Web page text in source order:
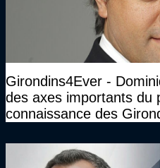
Girondins4Ever -
des axes importants du
connaissance des